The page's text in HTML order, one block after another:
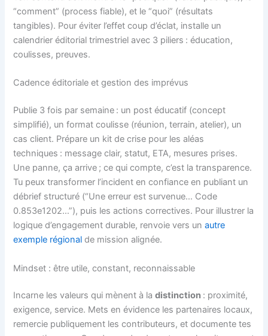
“comment” (process fiable), et le “quoi” (résultats
tangibles). Pour éviter l’effet coup d’éclat, installe un
calendrier éditorial trimestriel avec 3 piliers : éducation,
coulisses, preuves.
Cadence éditoriale et gestion des imprévus
Publie 3 fois par semaine : un post éducatif (concept
simplifié), un format coulisse (réunion, terrain, atelier), un
cas client. Prépare un kit de crise pour les aléas
techniques : message clair, statut, ETA, mesures prises.
Une panne, ça arrive ; ce qui compte, c’est la transparence.
Tu peux transformer l’incident en confiance en publiant un
débrief structuré (“Une erreur est survenue… Code
0.853e1202…”), puis les actions correctives. Pour illustrer la
logique d’engagement durable, renvoie vers unautre
exemple régional de mission alignée.
Mindset : être utile, constant, reconnaissable
Incarne les valeurs qui mènent à ladistinction : proximité,
exigence, service. Mets en évidence les partenaires locaux,
remercie publiquement les contributeurs, et documente tes